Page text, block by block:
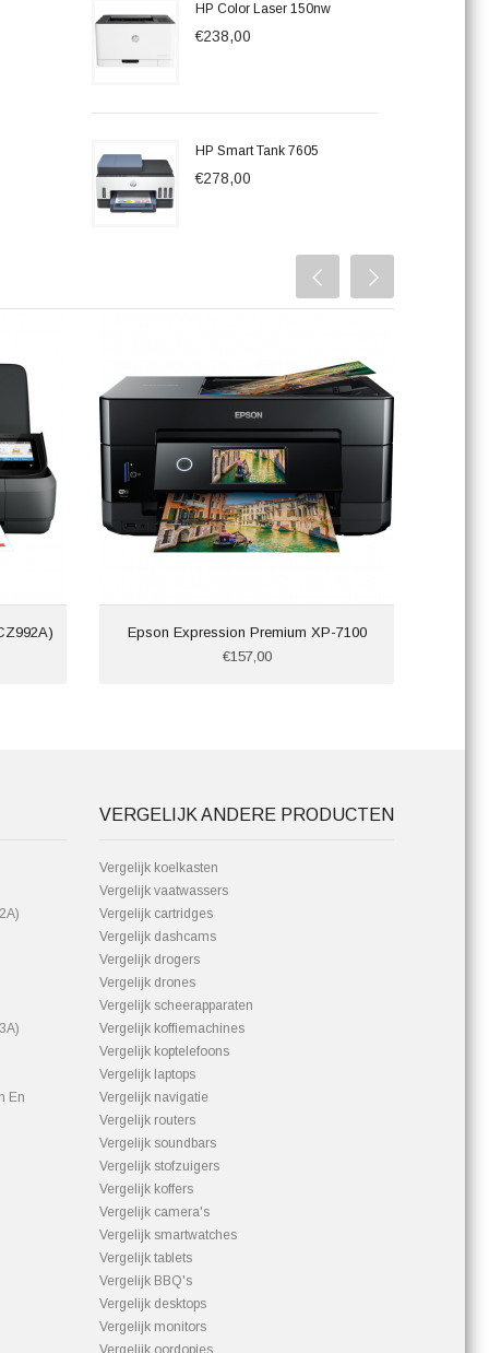
HP Color Laser 150nw
€238,00
HP Smart Tank 7605
€278,00
Epson Expression Premium XP-7100
€157,00
En
VERGELIJK ANDERE PRODUCTEN
Vergelijk koelkasten
Vergelijk vaatwassers
Vergelijk cartridges
Vergelijk dashcams
Vergelijk drogers
Vergelijk drones
Vergelijk scheerapparaten
Vergelijk koffiemachines
Vergelijk koptelefoons
Vergelijk laptops
Vergelijk navigatie
Vergelijk routers
Vergelijk soundbars
Vergelijk stofzuigers
Vergelijk koffers
Vergelijk camera's
Vergelijk smartwatches
Vergelijk tablets
Vergelijk BBQ's
Vergelijk desktops
Vergelijk monitors
Vergelijk oordopjes